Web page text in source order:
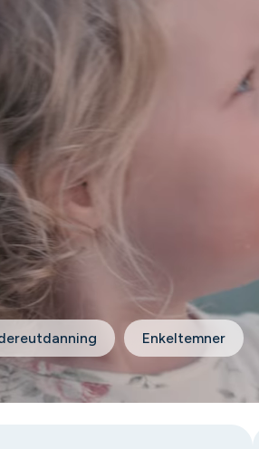
Enkeltemner